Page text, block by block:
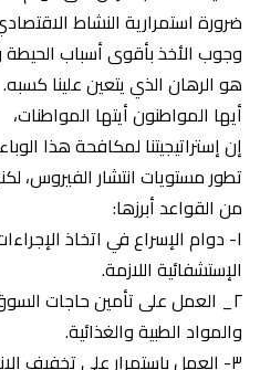
ضرورة استمرارية النشاط
وجوب الأخذ بأقوى أسباب الحيطة
هو الرهان الذي يتعين علينا كسبه.
أيها المواطنون أيتها المواطنات،
إن إستراتيجيتنا لمكافحة هذا
تطور مستويات انتشار
من القواعد أبرزها:
١- دوام الإسراع في اتخاذ الإجراءات
الإستشفائية اللازمة.
٢_ العمل على تأمين حاجات
والمواد الطبية والغذائية.
٣- العمل باستمرار على تخفيف